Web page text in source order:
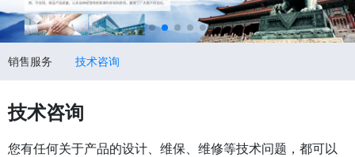
销售服务 技术咨询
技术咨询
您有任何关于产品的设计、维保、维修等技术问题，都可以